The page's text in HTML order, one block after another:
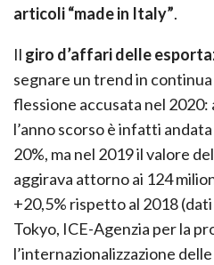
articoli “made in Italy”.
Il giro d’affari delle
segnare un trend in
flessione accusata nel 2020:
l’anno scorso è infatti
20%, ma nel 2019 il valore
aggirava attorno ai 124
+20,5% rispetto al 2018
Tokyo, ICE-Agenzia per la
l’internazionalizzazione